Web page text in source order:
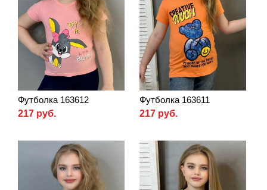
Футболка 163612
217 руб.
Футболка 163611
217 руб.